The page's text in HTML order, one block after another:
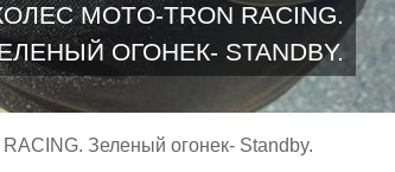
MOTO-TRON RACING.
ОГОНЕК- STANDBY.
Зеленый огонек- Standby.